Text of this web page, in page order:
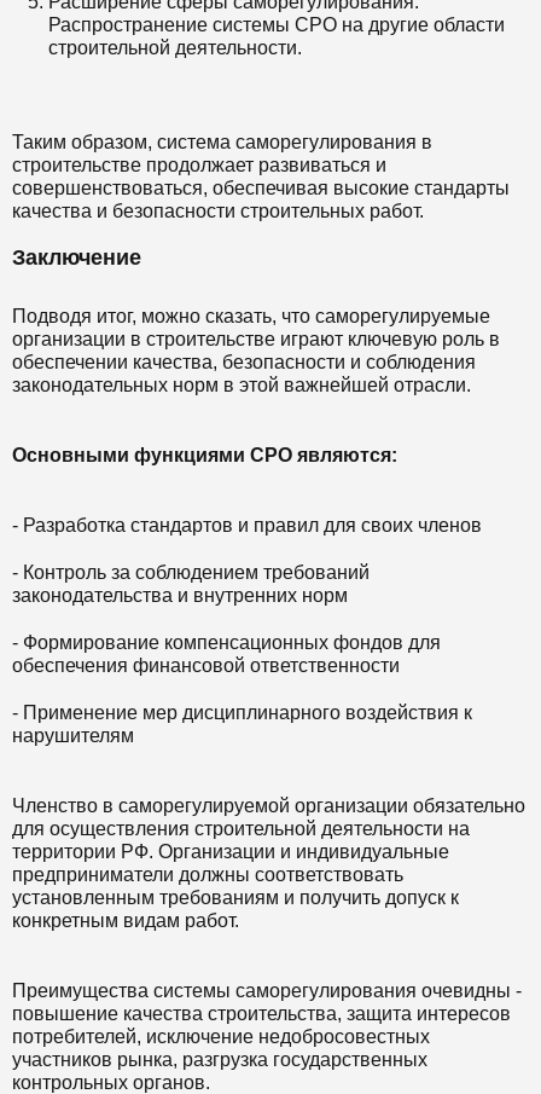
Распространение системы СРО на другие области
строительной деятельности.
Таким образом, система саморегулирования в
строительстве продолжает развиваться и
совершенствоваться, обеспечивая высокие стандарты
качества и безопасности строительных работ.
Заключение
Подводя итог, можно сказать, что саморегулируемые
организации в строительстве играют ключевую роль в
обеспечении качества, безопасности и соблюдения
законодательных норм в этой важнейшей отрасли.
Основными функциями СРО являются:
- Разработка стандартов и правил для своих членов
- Контроль за соблюдением требований
законодательства и внутренних норм
- Формирование компенсационных фондов для
обеспечения финансовой ответственности
- Применение мер дисциплинарного воздействия к
нарушителям
Членство в саморегулируемой организации обязательно
для осуществления строительной деятельности на
территории РФ. Организации и индивидуальные
предприниматели должны соответствовать
установленным требованиям и получить допуск к
конкретным видам работ.
Преимущества системы саморегулирования очевидны -
повышение качества строительства, защита интересов
потребителей, исключение недобросовестных
участников рынка, разгрузка государственных
контрольных органов.